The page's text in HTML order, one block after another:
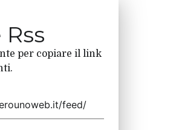
per copiare il link